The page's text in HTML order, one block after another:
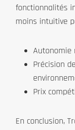
fonctionnalités
moins intuitive
Autonomie
Précision
Prix
En conclusion,